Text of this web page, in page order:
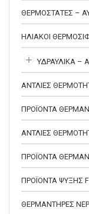
ΘΕΡΜΟΣΤΑΤΕΣ –
ΗΛΙΑΚΟΙ
ΥΔΡΑΥΛΙΚΑ –
ΑΝΤΛΙΕΣ
ΠΡΟΪΟΝΤΑ
ΑΝΤΛΙΕΣ
ΠΡΟΪΟΝΤΑ
ΠΡΟΪΟΝΤΑ ΨΥΞΗΣ
ΘΕΡΜΑΝΤΗΡΕΣ